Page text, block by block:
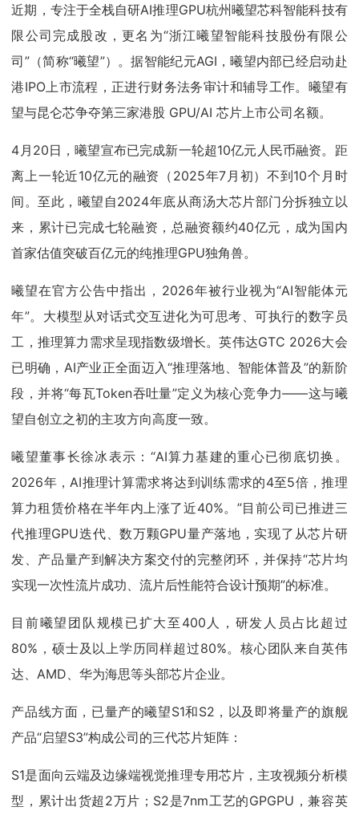
近期，专注于全栈自研AI推理GPU杭州曦望芯科智能科技有
限公司完成股改，更名为“浙江曦望智能科技股份有限公
司”（简称“曦望”）。据智能纪元AGI，曦望内部已经启动赴
港IPO上市流程，正进行财务法务审计和辅导工作。曦望有
望与昆仑芯争夺第三家港股 GPU/AI 芯片上市公司名额。
4月20日，曦望宣布已完成新一轮超10亿元人民币融资。距
离上一轮近10亿元的融资（2025年7月初）不到10个月时
间。至此，曦望自2024年底从商汤大芯片部门分拆独立以
来，累计已完成七轮融资，总融资额约40亿元，成为国内
首家估值突破百亿元的纯推理GPU独角兽。
曦望在官方公告中指出，2026年被行业视为“AI智能体元
年”。大模型从对话式交互进化为可思考、可执行的数字员
工，推理算力需求呈现指数级增长。英伟达GTC 2026大会
已明确，AI产业正全面迈入“推理落地、智能体普及”的新阶
段，并将“每瓦Token吞吐量”定义为核心竞争力——这与曦
望自创立之初的主攻方向高度一致。
曦望董事长徐冰表示：“AI算力基建的重心已彻底切换。
2026年，AI推理计算需求将达到训练需求的4至5倍，推理
算力租赁价格在半年内上涨了近40%。”目前公司已推进三
代推理GPU迭代、数万颗GPU量产落地，实现了从芯片研
发、产品量产到解决方案交付的完整闭环，并保持“芯片均
实现一次性流片成功、流片后性能符合设计预期”的标准。
目前曦望团队规模已扩大至400人，研发人员占比超过
80%，硕士及以上学历同样超过80%。核心团队来自英伟
达、AMD、华为海思等头部芯片企业。
产品线方面，已量产的曦望S1和S2，以及即将量产的旗舰
产品“启望S3”构成公司的三代芯片矩阵：
S1是面向云端及边缘端视觉推理专用芯片，主攻视频分析模
型，累计出货超2万片；S2是7nm工艺的GPGPU，兼容英